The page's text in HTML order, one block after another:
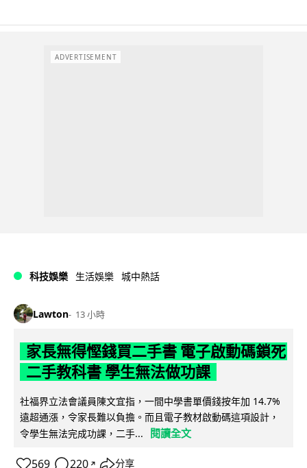
ADVERTISEMENT
科技娛樂 生活娛樂 城中熱話
Lawton 13 小時
家長無得慳錢買二手書 電子啟動碼鎖死
二手教科書 學生無法做功課
社福界立法會議員陳文宜指，一間中學書單價錢按年加 14.7%
遠超通漲，令家長難以負擔。而且電子教材啟動碼這項設計，
令學生無法完成功課，二手...
閱讀全文
569 220 ↗ 分享